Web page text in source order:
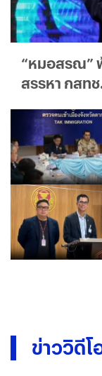
“หมอสรณ”
สรรหา กสท
ข่าววิดีโ